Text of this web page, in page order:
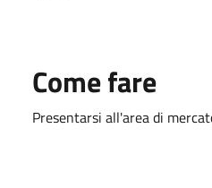
Come fare
Presentarsi all'area di